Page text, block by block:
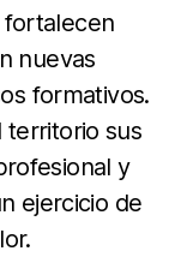
fortalecen
nuevas
formativos.
territorio sus
y
ejercicio de